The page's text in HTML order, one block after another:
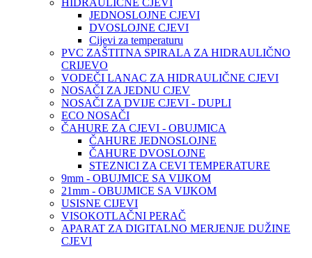
HIDRAULIČNE CJEVI
JEDNOSLOJNE CJEVI
DVOSLOJNE CJEVI
Cijevi za temperaturu
PVC ZAŠTITNA SPIRALA ZA HIDRAULIČNO
CRIJEVO
VODEČI LANAC ZA HIDRAULIČNE CJEVI
NOSAČI ZA JEDNU CJEV
NOSAČI ZA DVIJE CJEVI - DUPLI
ECO NOSAČI
ČAHURE ZA CJEVI - OBUJMICA
ČAHURE JEDNOSLOJNE
ČAHURE DVOSLOJNE
STEZNICI ZA CEVI TEMPERATURE
9mm - OBUJMICE SA VIJKOM
21mm - OBUJMICE SA VIJKOM
USISNE CIJEVI
VISOKOTLAČNI PERAČ
APARAT ZA DIGITALNO MERJENJE DUŽINE
CJEVI